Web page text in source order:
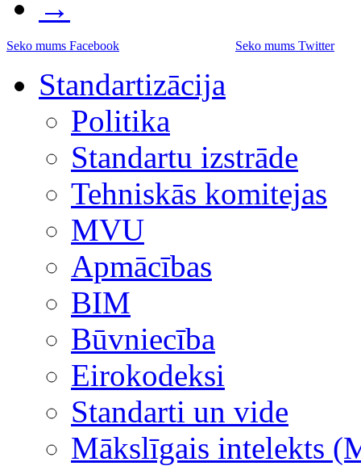
→
Seko mums Facebook Seko mums Twitter
Standartizācija
Politika
Standartu izstrāde
Tehniskās komitejas
MVU
Apmācības
BIM
Būvniecība
Eirokodeksi
Standarti un vide
Mākslīgais intelekts